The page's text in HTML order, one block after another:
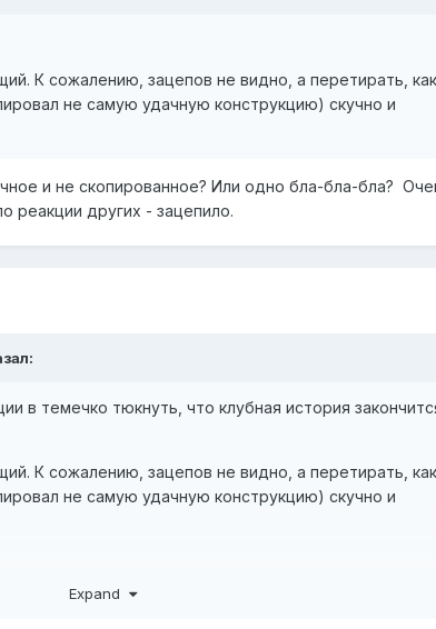
К сожалению, зацепов не видно, а перетирать,
не самую удачную конструкцию) скучно и
и не скопированное? Или одно бла-бла-бла?
реакции других - зацепило.
в темечко тюкнуть, что клубная история
К сожалению, зацепов не видно, а перетирать,
не самую удачную конструкцию) скучно и
Expand